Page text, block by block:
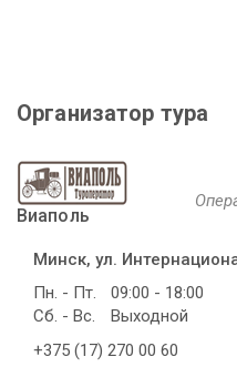
Организатор тура
Виаполь
Минск, ул.
Пн. - Пт.
09:00 - 18:00
Сб. - Вс.
Выходной
+375 (17) 270 00 60